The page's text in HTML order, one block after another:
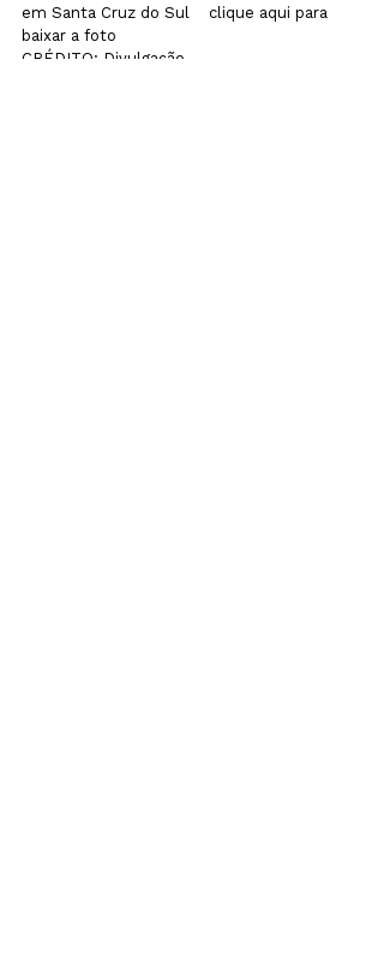
em Santa Cruz do Sul    clique aqui para
baixar a foto
CRÉDITO: Divulgação